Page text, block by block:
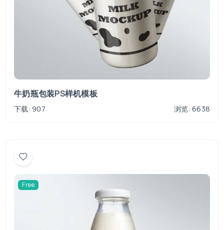
牛奶瓶包装PS样机模板
下载: 907 浏览: 6638
Free